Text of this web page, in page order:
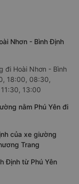
Nhơn - Bình Định
đi Hoài Nhơn - Bình
18:00, 08:30,
13:00
nằm Phú Yên đi
của xe giường
Trang
Định từ Phú Yên